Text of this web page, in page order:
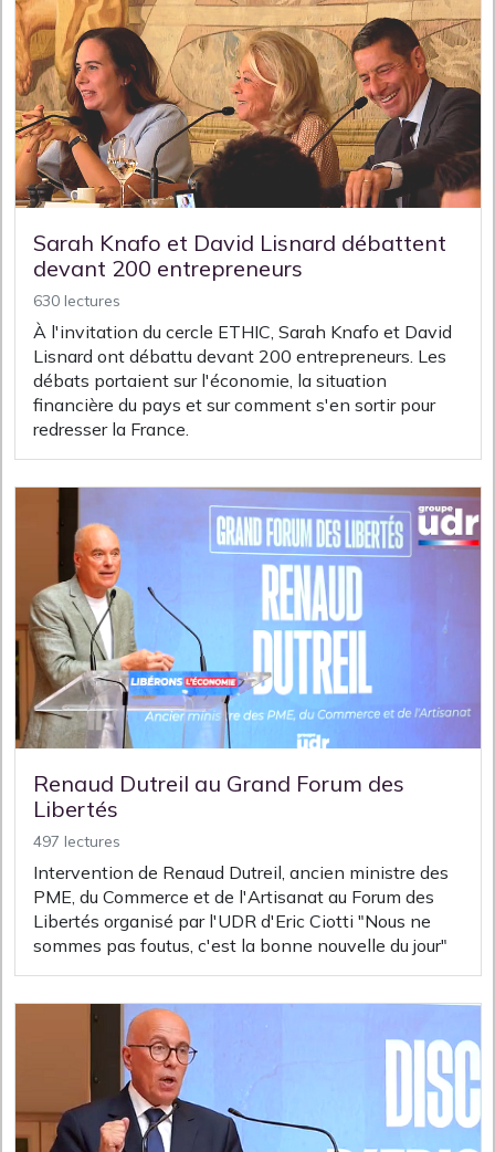
Sarah Knafo et David Lisnard débattent
devant 200 entrepreneurs
630 lectures
À l'invitation du cercle ETHIC, Sarah Knafo et David
Lisnard ont débattu devant 200 entrepreneurs. Les
débats portaient sur l'économie, la situation
financière du pays et sur comment s'en sortir pour
redresser la France.
Renaud Dutreil au Grand Forum des
Libertés
497 lectures
Intervention de Renaud Dutreil, ancien ministre des
PME, du Commerce et de l'Artisanat au Forum des
Libertés organisé par l'UDR d'Eric Ciotti "Nous ne
sommes pas foutus, c'est la bonne nouvelle du jour"